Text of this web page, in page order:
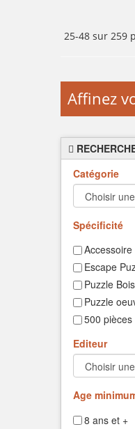
25-48 sur 259
Affinez
Catégorie
Spécificité
Accessoire
Escape
Puzzle Bois
Puzzle
500 pièces
1000 pièces
1500
2000
Editeur
Age
8 ans et +